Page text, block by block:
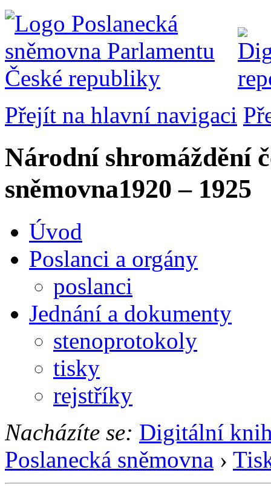
Přejít na hlavní navigaci
Národní shromáždění
sněmovna1920 – 1925
Úvod
Poslanci a orgány
poslanci
Jednání a dokumenty
stenoprotokoly
tisky
rejstříky
Nacházíte se: Digitální
Poslanecká sněmovna ›